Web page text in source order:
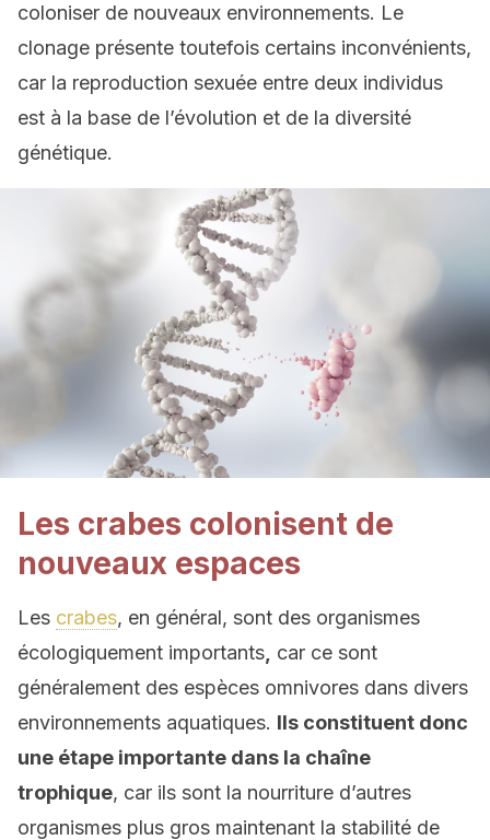
coloniser de nouveaux environnements. Le
clonage présente toutefois certains inconvénients,
car la reproduction sexuée entre deux individus
est à la base de l’évolution et de la diversité
génétique.
Les crabes colonisent de
nouveaux espaces
Les crabes, en général, sont des organismes
écologiquement importants car ce sont
généralement des espèces omnivores dans divers
environnements aquatiques. Ils constituent donc
une étape importante dans la chaîne
trophique, car ils sont la nourriture d’autres
organismes plus gros maintenant la stabilité de